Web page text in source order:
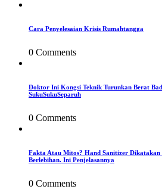
Cara Penyelesaian Krisis Rumahtangga
0 Comments
Doktor Ini Kongsi Teknik Turunkan Berat
SukuSukuSeparuh
0 Comments
Fakta Atau Mitos? Hand Sanitizer
Berlebihan. Ini Penjelasannya
0 Comments